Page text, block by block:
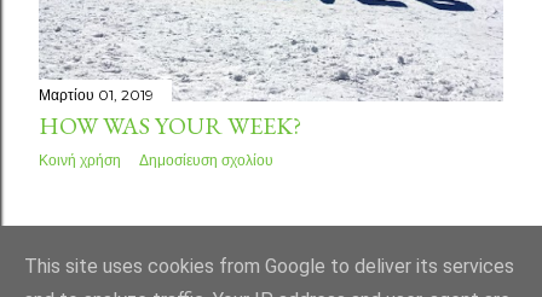
Μαρτίου 01, 2019
HOW WAS YOUR WEEK?
Κοινή χρήση Δημοσίευση σχολίου
ΠΑΛΑΙΌΤΕΡΕΣ ΑΝΑΡΤΉΣΕΙΣ
This site uses cookies from Google to deliver its services